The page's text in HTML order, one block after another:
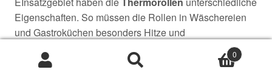
Eigenschaften. So müssen die Rollen in Wäschereien
und Gastroküchen besonders Hitze und
Feuchtigkeitsbeständig sein. Lottoscheine haben eine
besonders hohe Papierstärke damit der Schein auch
0